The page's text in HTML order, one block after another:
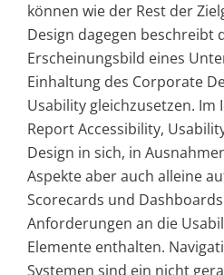
können wie der Rest der
Design dagegen beschreibt
Erscheinungsbild eines
Einhaltung des Corporate
Usability gleichzusetzen. Im
Report Accessibility,
Design in sich, in
Aspekte aber auch alleine
Scorecards und
Anforderungen an die
Elemente enthalten.
Systemen sind ein nicht